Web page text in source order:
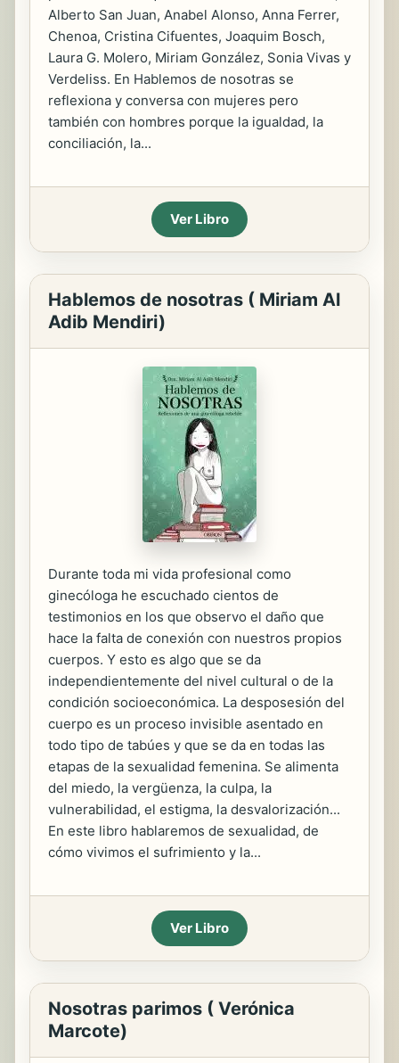
Alberto San Juan, Anabel Alonso, Anna Ferrer,
Chenoa, Cristina Cifuentes, Joaquim Bosch,
Laura G. Molero, Miriam González, Sonia Vivas y
Verdeliss. En Hablemos de nosotras se
reflexiona y conversa con mujeres pero
también con hombres porque la igualdad, la
conciliación, la...
Ver Libro
Hablemos de nosotras ( Miriam Al
Adib Mendiri)
Durante toda mi vida profesional como
ginecóloga he escuchado cientos de
testimonios en los que observo el daño que
hace la falta de conexión con nuestros propios
cuerpos. Y esto es algo que se da
independientemente del nivel cultural o de la
condición socioeconómica. La desposesión del
cuerpo es un proceso invisible asentado en
todo tipo de tabúes y que se da en todas las
etapas de la sexualidad femenina. Se alimenta
del miedo, la vergüenza, la culpa, la
vulnerabilidad, el estigma, la desvalorización...
En este libro hablaremos de sexualidad, de
cómo vivimos el sufrimiento y la...
Ver Libro
Nosotras parimos ( Verónica
Marcote)